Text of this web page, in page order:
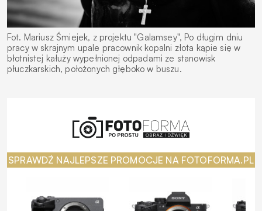
Fot. Mariusz Śmiejek, z projektu "Galamsey", Po długim dniu
pracy w skrajnym upale pracownik kopalni złota kąpie się w
błotnistej kałuży wypełnionej odpadami ze stanowisk
płuczkarskich, położonych głęboko w buszu.
SPRAWDŹ NAJLEPSZE PROMOCJE NA FOTOFORMA.PL